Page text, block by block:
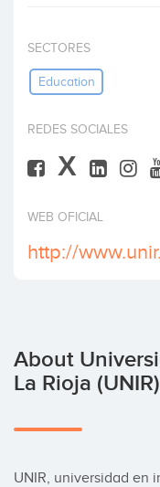
SECTORES
Education
REDES SOCIALES
X
WEB OFICIAL
http://
About
La Rioja (UNIR)
UNIR, universidad en